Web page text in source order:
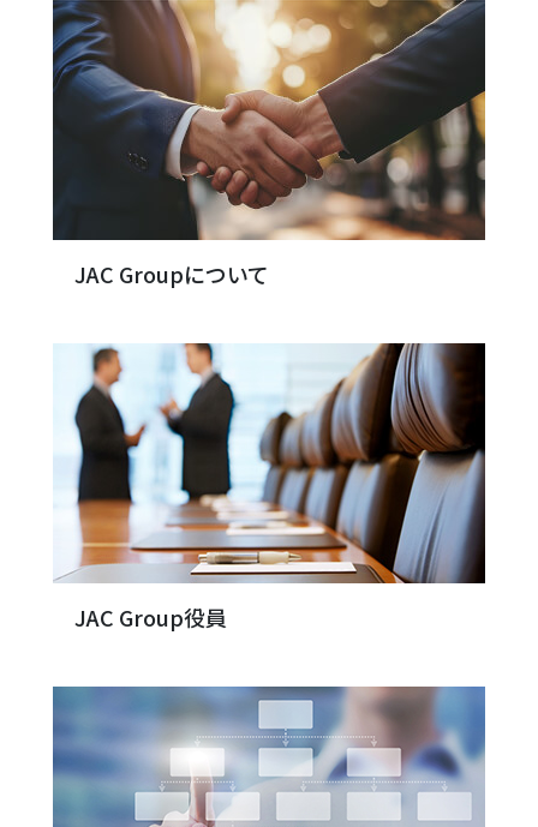
JAC Groupについて
JAC Group役員